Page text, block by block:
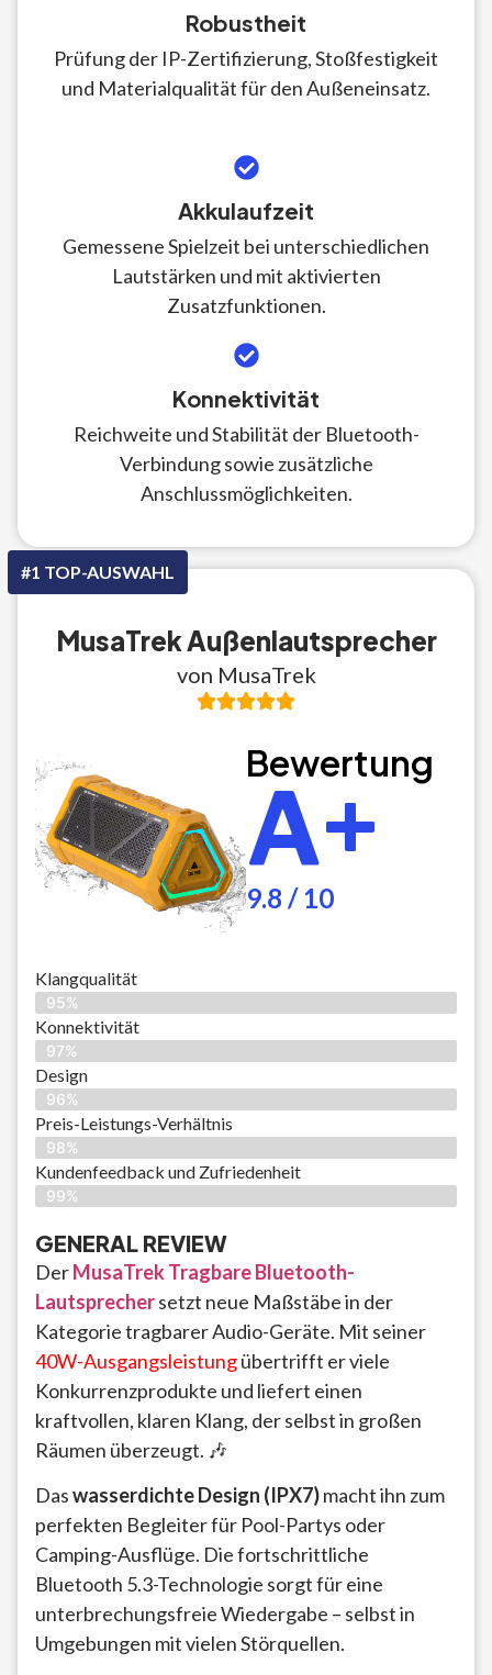
Robustheit
Prüfung der IP-Zertifizierung, Stoßfestigkeit
und Materialqualität für den Außeneinsatz.
Akkulaufzeit
Gemessene Spielzeit bei unterschiedlichen
Lautstärken und mit aktivierten
Zusatzfunktionen.
Konnektivität
Reichweite und Stabilität der Bluetooth-
Verbindung sowie zusätzliche
Anschlussmöglichkeiten.
#1 TOP-AUSWAHL
MusaTrek Außenlautsprecher
von MusaTrek
Bewertung
A+
9.8 / 10
Klangqualität
95%
Konnektivität
97%
Design
96%
Preis-Leistungs-Verhältnis
98%
Kundenfeedback und Zufriedenheit
99%
GENERAL REVIEW
DerMusaTrek Tragbare Bluetooth-
Lautsprechersetzt neue Maßstäbe in der
Kategorie tragbarer Audio-Geräte. Mit seiner
40W-Ausgangsleistungübertrifft er viele
Konkurrenzprodukte und liefert einen
kraftvollen, klaren Klang, der selbst in großen
Räumen überzeugt. 🎶
Daswasserdichte Design (IPX7)macht ihn zum
perfekten Begleiter für Pool-Partys oder
Camping-Ausflüge. Die fortschrittliche
Bluetooth 5.3-Technologie sorgt für eine
unterbrechungsfreie Wiedergabe – selbst in
Umgebungen mit vielen Störquellen.